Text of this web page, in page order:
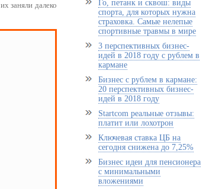
заняли далеко
Го, петанк и сквош: виды
спорта, для которых нужна
страховка. Самые нелепые
спортивные травмы в мире
3 перспективных бизнес-
идей в 2018 году с рублем в
кармане
Бизнес с рублем в кармане:
20 перспективных бизнес-
идей в 2018 году
Startcom реальные отзывы:
платит или лохотрон
Ключевая ставка ЦБ на
сегодня снижена до 7,25%
Бизнес идеи для пенсионера
с минимальными
вложениями